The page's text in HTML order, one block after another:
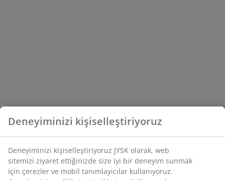
Deneyiminizi kişiselleştiriyoruz
Deneyiminizi kişiselleştiriyoruz JYSK olarak, web
sitemizi ziyaret ettiğinizde size iyi bir deneyim sunmak
için çerezler ve mobil tanımlayıcılar kullanıyoruz.